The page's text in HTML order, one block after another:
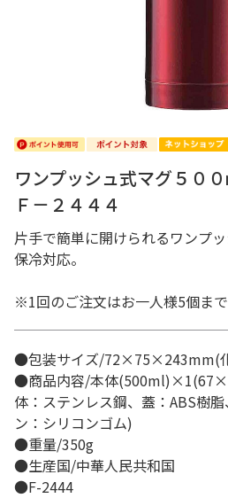
ワンプッシュ式マグ５０
Ｆ－２４４４
片手で簡単に開けられるワンプ
保冷対応。
※1回のご注文はお一人様5個まで
●包装サイズ/72×75×243mm(
●商品内容/本体
体：ステンレス鋼、蓋：ABS樹
ン：シリコンゴム)
●重量/350g
●生産国/中華人民共和国
●F-2444